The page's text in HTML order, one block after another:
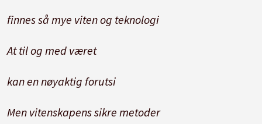
finnes så mye viten og teknologi
At til og med været
kan en nøyaktig forutsi
Men vitenskapens sikre metoder